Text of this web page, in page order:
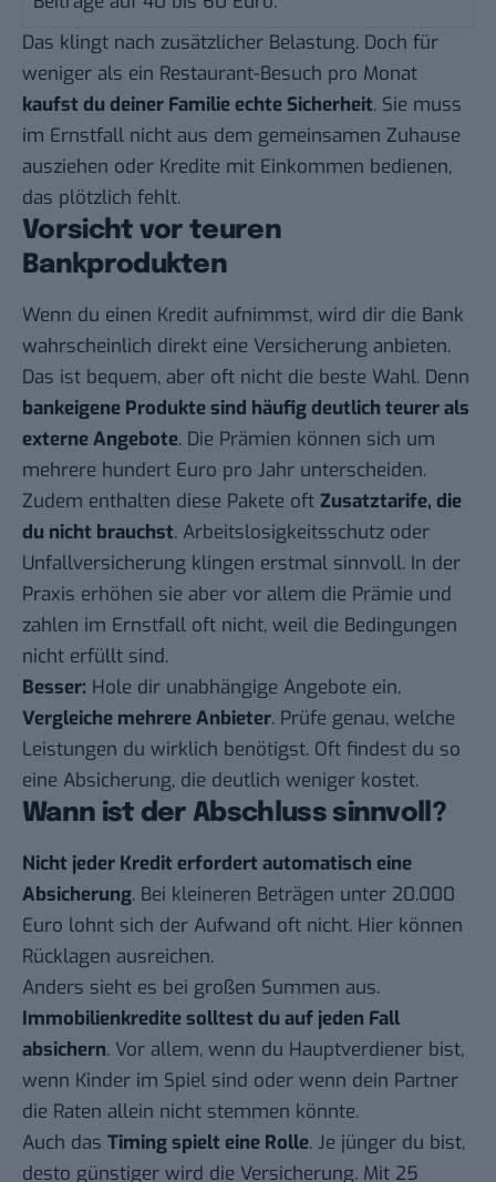
Das klingt nach zusätzlicher Belastung. Doch für
weniger als ein Restaurant-Besuch pro Monat
kaufst du deiner Familie echte Sicherheit. Sie muss
im Ernstfall nicht aus dem gemeinsamen Zuhause
ausziehen oder Kredite mit Einkommen bedienen,
das plötzlich fehlt.
Vorsicht vor teuren
Bankprodukten
Wenn du einen Kredit aufnimmst, wird dir die Bank
wahrscheinlich direkt eine Versicherung anbieten.
Das ist bequem, aber oft nicht die beste Wahl. Denn
bankeigene Produkte sind häufig deutlich teurer als
externe Angebote. Die Prämien können sich um
mehrere hundert Euro pro Jahr unterscheiden.
Zudem enthalten diese Pakete oft Zusatztarife, die
du nicht brauchst. Arbeitslosigkeitsschutz oder
Unfallversicherung klingen erstmal sinnvoll. In der
Praxis erhöhen sie aber vor allem die Prämie und
zahlen im Ernstfall oft nicht, weil die Bedingungen
nicht erfüllt sind.
Besser: Hole dir unabhängige Angebote ein.
Vergleiche mehrere Anbieter. Prüfe genau, welche
Leistungen du wirklich benötigst. Oft findest du so
eine Absicherung, die deutlich weniger kostet.
Wann ist der Abschluss sinnvoll?
Nicht jeder Kredit erfordert automatisch eine
Absicherung. Bei kleineren Beträgen unter 20.000
Euro lohnt sich der Aufwand oft nicht. Hier können
Rücklagen ausreichen.
Anders sieht es bei großen Summen aus.
Immobilienkredite solltest du auf jeden Fall
absichern. Vor allem, wenn du Hauptverdiener bist,
wenn Kinder im Spiel sind oder wenn dein Partner
die Raten allein nicht stemmen könnte.
Auch das Timing spielt eine Rolle. Je jünger du bist,
desto günstiger wird die Versicherung. Mit 25